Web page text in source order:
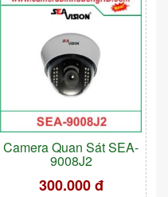
Camera Quan Sát SEA-
9008J2
300.000 đ